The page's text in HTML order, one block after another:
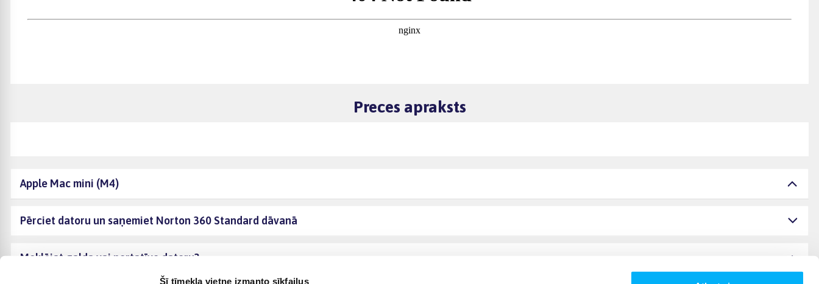
Šī tīmekļa vietne izmanto sīkfailus
Preces apraksts
Apple Mac mini (M4)
Pērciet datoru un saņemiet Norton 360 Standard dāvanā
Meklējat galda vai portatīvo datoru?